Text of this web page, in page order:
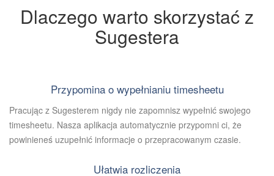
Dlaczego warto skorzystać z
Sugestera
Przypomina o wypełnianiu timesheetu
Pracując z Sugesterem nigdy nie zapomnisz wypełnić swojego
timesheetu. Nasza aplikacja automatycznie przypomni ci, że
powinieneś uzupełnić informacje o przepracowanym czasie.
Ułatwia rozliczenia